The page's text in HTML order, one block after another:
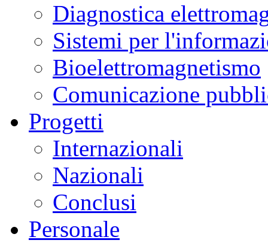
Diagnostica
Sistemi per
Bioelettromagnetismo
Comunicazione
Progetti
Internazionali
Nazionali
Conclusi
Personale